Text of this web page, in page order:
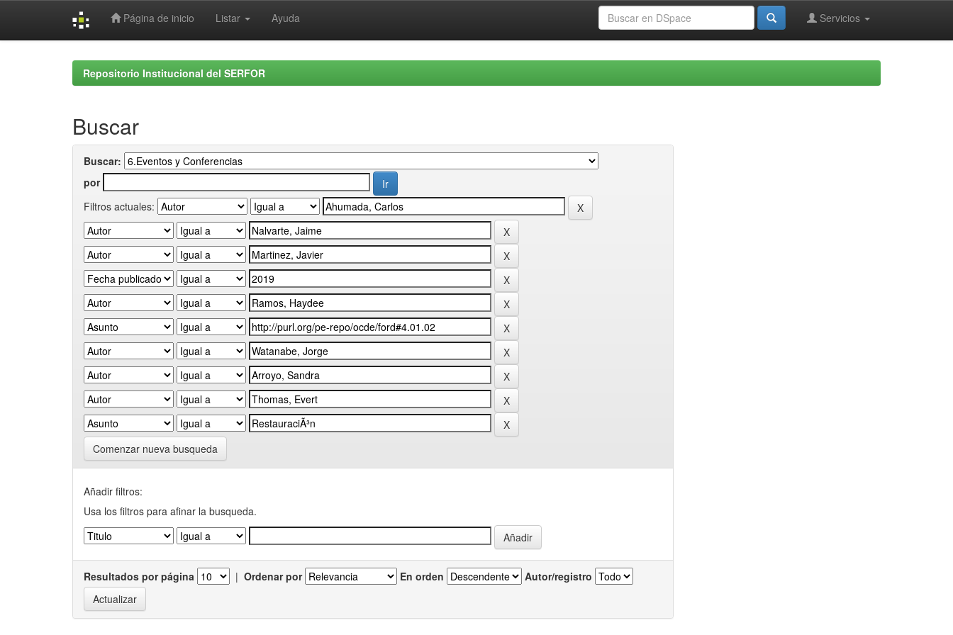
Página de inicio Listar Ayuda Servicios
Repositorio Institucional del SERFOR
Buscar
Buscar:
por
Filtros actuales:
Comenzar nueva busqueda
Añadir filtros:
Usa los filtros para afinar la busqueda.
Resultados por página | Ordenar por En orden Autor/registro